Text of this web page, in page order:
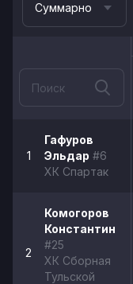
Суммарно
1
Гафуров
Эльдар #6
ХК Спартак
2
Комогоров
Константин
#25
ХК Сборная
Тульской